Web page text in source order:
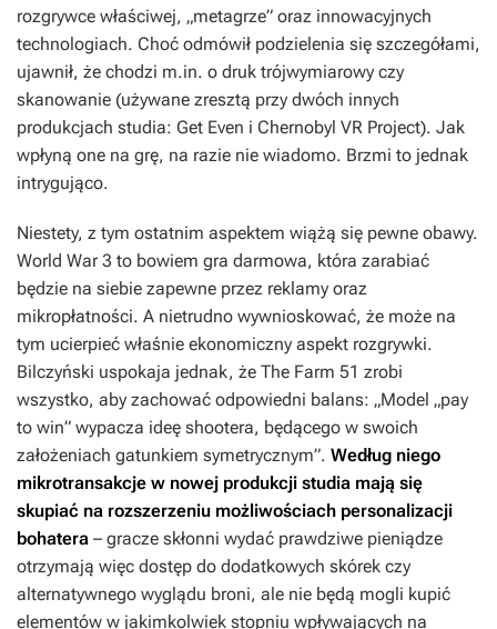
rozgrywce właściwej, „metagrze” oraz innowacyjnych
technologiach. Choć odmówił podzielenia się szczegółami,
ujawnił, że chodzi m.in. o druk trójwymiarowy czy
skanowanie (używane zresztą przy dwóch innych
produkcjach studia: Get Even i Chernobyl VR Project). Jak
wpłyną one na grę, na razie nie wiadomo. Brzmi to jednak
intrygująco.
Niestety, z tym ostatnim aspektem wiążą się pewne obawy.
World War 3 to bowiem gra darmowa, która zarabiać
będzie na siebie zapewne przez reklamy oraz
mikropłatności. A nietrudno wywnioskować, że może na
tym ucierpieć właśnie ekonomiczny aspekt rozgrywki.
Bilczyński uspokaja jednak, że The Farm 51 zrobi
wszystko, aby zachować odpowiedni balans: „Model „pay
to win” wypacza ideę shootera, będącego w swoich
założeniach gatunkiem symetrycznym”. Według niego
mikrotransakcje w nowej produkcji studia mają się
skupiać na rozszerzeniu możliwościach personalizacji
bohatera – gracze skłonni wydać prawdziwe pieniądze
otrzymają więc dostęp do dodatkowych skórek czy
alternatywnego wyglądu broni, ale nie będą mogli kupić
elementów w jakimkolwiek stopniu wpływających na